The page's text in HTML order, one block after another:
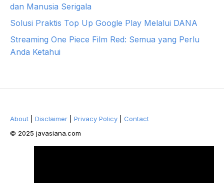
dan Manusia Serigala
Solusi Praktis Top Up Google Play Melalui DANA
Streaming One Piece Film Red: Semua yang Perlu
Anda Ketahui
About Disclaimer Privacy Policy
Contact
© 2025 javasiana.com